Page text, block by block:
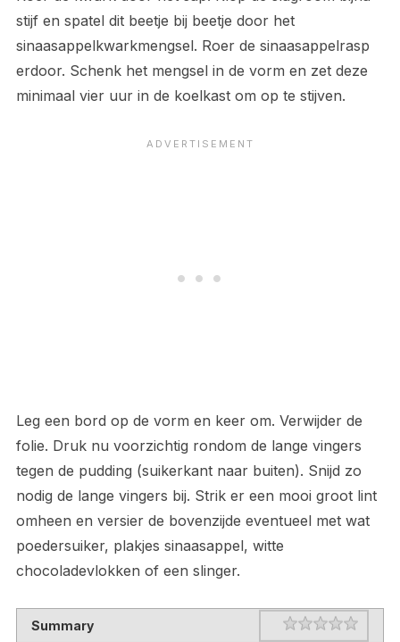
stijf en spatel dit beetje bij beetje door het
sinaasappelkwarkmengsel. Roer de sinaasappelrasp
erdoor. Schenk het mengsel in de vorm en zet deze
minimaal vier uur in de koelkast om op te stijven.
Leg een bord op de vorm en keer om. Verwijder de
folie. Druk nu voorzichtig rondom de lange vingers
tegen de pudding (suikerkant naar buiten). Snijd zo
nodig de lange vingers bij. Strik er een mooi groot lint
omheen en versier de bovenzijde eventueel met wat
poedersuiker, plakjes sinaasappel, witte
chocoladevlokken of een slinger.
Summary Rating
1 star
2 stars
3 stars
4 stars
5 stars